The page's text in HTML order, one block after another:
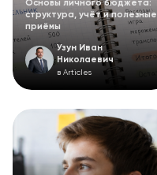
Основы личного бюджета:
структура, учёт и полезные
приёмы
Узун Иван
Николаевич
в Articles